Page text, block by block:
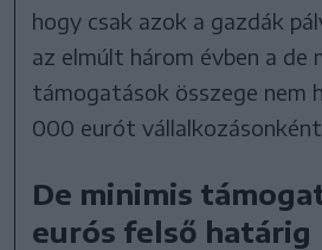
hogy csak azok a gazdák
az elmúlt három évben a de
támogatások összege nem
000 eurót
De minimis
eurós felső határig